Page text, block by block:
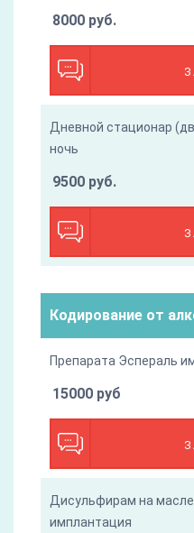
8000 руб.
Дневной стационар
ночь
9500 руб.
Кодирование от
Препарата Эспераль
15000 руб
Дисульфирам на
имплантация